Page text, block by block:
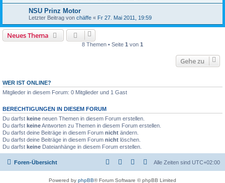
NSU Prinz Motor
Letzter Beitrag von chäffe « Fr 27. Mai 2011, 19:59
Neues Thema
8 Themen • Seite 1 von 1
Gehe zu
WER IST ONLINE?
Mitglieder in diesem Forum: 0 Mitglieder und 1 Gast
BERECHTIGUNGEN IN DIESEM FORUM
Du darfst keine neuen Themen in diesem Forum erstellen.
Du darfst keineAntworten zu Themen in diesem Forum erstellen.
Du darfst deine Beiträge in diesem Forum nicht ändern.
Du darfst deine Beiträge in diesem Forum nicht löschen.
Du darfst keine Dateianhänge in diesem Forum erstellen.
Foren-Übersicht Alle Zeiten sind UTC+02:00
Powered by phpBB® Forum Software © phpBB Limited